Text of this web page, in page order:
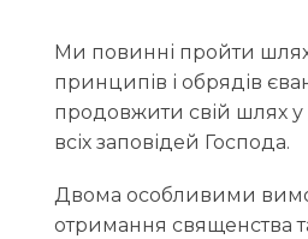
Ми повинні пройти
принципів і обрядів
продовжити свій шлях у
всіх заповідей Господа.
Двома особливими
отримання священства